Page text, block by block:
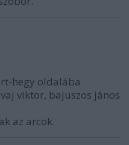
hegy oldalába
viktor, bajuszos jános
az arcok.